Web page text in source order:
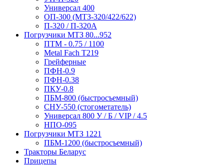
Универсал 400
ОП-300 (МТЗ-320/422/622)
П-320 / П-320А
Погрузчики МТЗ 80...952
ПТМ - 0.75 / 1100
Metal Fach T219
Грейферные
ПФН-0.9
ПФН-0.38
ПКУ-0.8
ПБМ-800 (быстросъемный)
СНУ-550 (стогометатель)
Универсал 800 У / Б / VIP / 4.5
НПО-095
Погрузчики МТЗ 1221
ПБМ-1200 (быстросъемный)
Тракторы Беларус
Прицепы